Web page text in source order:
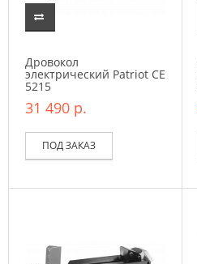
Дровокол
электрический Patriot CE
5215
31 490 р.
ПОД ЗАКАЗ